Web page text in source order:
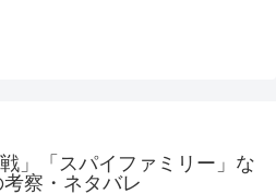
」「スパイファミリー」な
察・ネタバレ